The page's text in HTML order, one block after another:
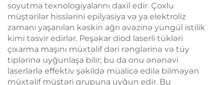
soyutma texnologiyalarını daxil edir. Çoxlu
müştərilər hisslərini epilyasiya və ya elektroliz
zamanı yaşanılan kəskin ağrı əvəzinə yüngül istilik
kimi təsvir edirlər. Peşəkar diod laserli tükləri
çıxarma maşını müxtəlif dəri rənglərinə və tüy
tiplərinə uyğunlaşa bilir; bu da onu ənənəvi
laserlərlə effektiv şəkildə müalicə edilə bilməyən
müxtəlif müştəri qrupuna uyğun edir. Bu